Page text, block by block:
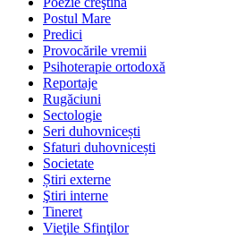
Postul Mare
Predici
Provocările vremii
Psihoterapie ortodoxă
Reportaje
Rugăciuni
Sectologie
Seri duhovnicești
Sfaturi duhovnicești
Societate
Știri externe
Ştiri interne
Tineret
Vieţile Sfinţilor